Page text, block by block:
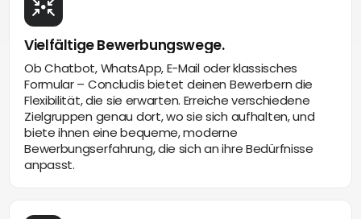
Vielfältige Bewerbungswege.
Ob Chatbot, WhatsApp, E-Mail oder klassisches
Formular – Concludis bietet deinen Bewerbern die
Flexibilität, die sie erwarten. Erreiche verschiedene
Zielgruppen genau dort, wo sie sich aufhalten, und
biete ihnen eine bequeme, moderne
Bewerbungserfahrung, die sich an ihre Bedürfnisse
anpasst.